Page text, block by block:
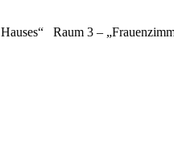
Raum 3 –